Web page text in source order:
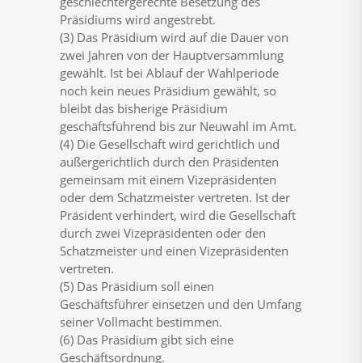
Präsidiums wird angestrebt.
(3) Das Präsidium wird auf die Dauer von
zwei Jahren von der Hauptversammlung
gewählt. Ist bei Ablauf der Wahlperiode
noch kein neues Präsidium gewählt, so
bleibt das bisherige Präsidium
geschäftsführend bis zur Neuwahl im Amt.
(4) Die Gesellschaft wird gerichtlich und
außergerichtlich durch den Präsidenten
gemeinsam mit einem Vizepräsidenten
oder dem Schatzmeister vertreten. Ist der
Präsident verhindert, wird die Gesellschaft
durch zwei Vizepräsidenten oder den
Schatzmeister und einen Vizepräsidenten
vertreten.
(5) Das Präsidium soll einen
Geschäftsführer einsetzen und den Umfang
seiner Vollmacht bestimmen.
(6) Das Präsidium gibt sich eine
Geschäftsordnung.